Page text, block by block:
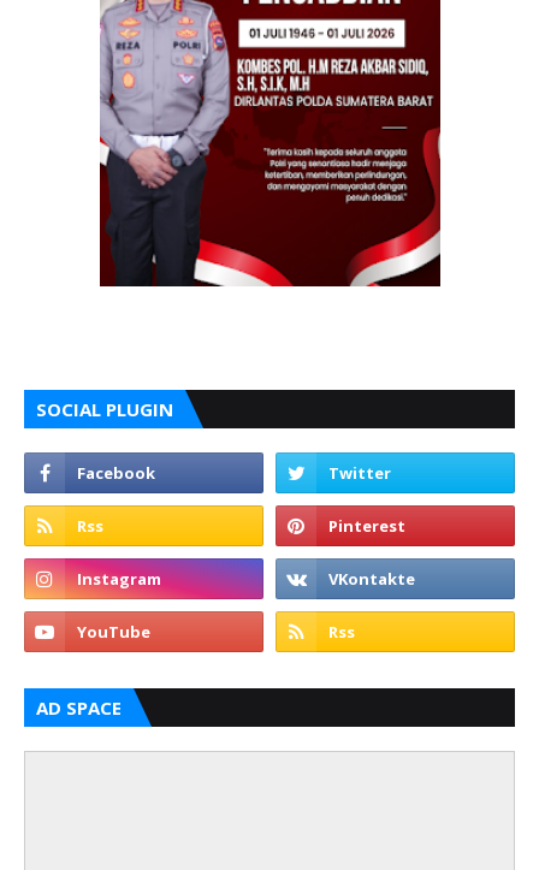
SOCIAL PLUGIN
AD SPACE